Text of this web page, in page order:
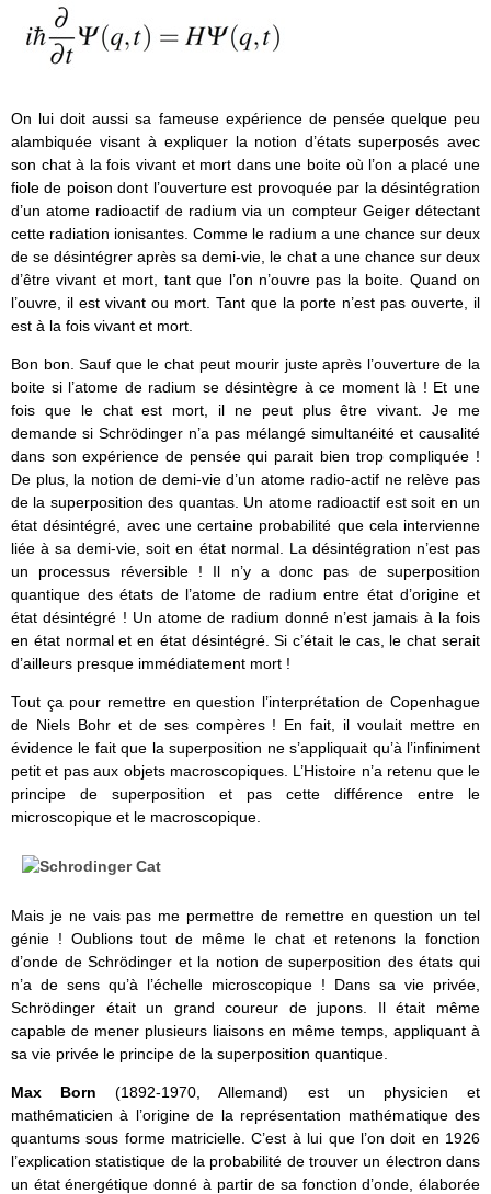
On lui doit aussi sa fameuse expérience de pensée quelque peu
alambiquée visant à expliquer la notion d’états superposés avec
son chat à la fois vivant et mort dans une boite où l’on a placé une
fiole de poison dont l’ouverture est provoquée par la désintégration
d’un atome radioactif de radium via un compteur Geiger détectant
cette radiation ionisantes. Comme le radium a une chance sur deux
de se désintégrer après sa demi-vie, le chat a une chance sur deux
d’être vivant et mort, tant que l’on n’ouvre pas la boite. Quand on
l’ouvre, il est vivant ou mort. Tant que la porte n’est pas ouverte, il
est à la fois vivant et mort.
Bon bon. Sauf que le chat peut mourir juste après l’ouverture de la
boite si l’atome de radium se désintègre à ce moment là ! Et une
fois que le chat est mort, il ne peut plus être vivant. Je me
demande si Schrödinger n’a pas mélangé simultanéité et causalité
dans son expérience de pensée qui parait bien trop compliquée !
De plus, la notion de demi-vie d’un atome radio-actif ne relève pas
de la superposition des quantas. Un atome radioactif est soit en un
état désintégré, avec une certaine probabilité que cela intervienne
liée à sa demi-vie, soit en état normal. La désintégration n’est pas
un processus réversible ! Il n’y a donc pas de superposition
quantique des états de l’atome de radium entre état d’origine et
état désintégré ! Un atome de radium donné n’est jamais à la fois
en état normal et en état désintégré. Si c’était le cas, le chat serait
d’ailleurs presque immédiatement mort !
Tout ça pour remettre en question l’interprétation de Copenhague
de Niels Bohr et de ses compères ! En fait, il voulait mettre en
évidence le fait que la superposition ne s’appliquait qu’à l’infiniment
petit et pas aux objets macroscopiques. L’Histoire n’a retenu que le
principe de superposition et pas cette différence entre le
microscopique et le macroscopique.
Mais je ne vais pas me permettre de remettre en question un tel
génie ! Oublions tout de même le chat et retenons la fonction
d’onde de Schrödinger et la notion de superposition des états qui
n’a de sens qu’à l’échelle microscopique ! Dans sa vie privée,
Schrödinger était un grand coureur de jupons. Il était même
capable de mener plusieurs liaisons en même temps, appliquant à
sa vie privée le principe de la superposition quantique.
Max Born(1892-1970, Allemand) est un physicien et
mathématicien à l’origine de la représentation mathématique des
quantums sous forme matricielle. C’est à lui que l’on doit en 1926
l’explication statistique de la probabilité de trouver un électron dans
un état énergétique donné à partir de sa fonction d’onde, élaborée